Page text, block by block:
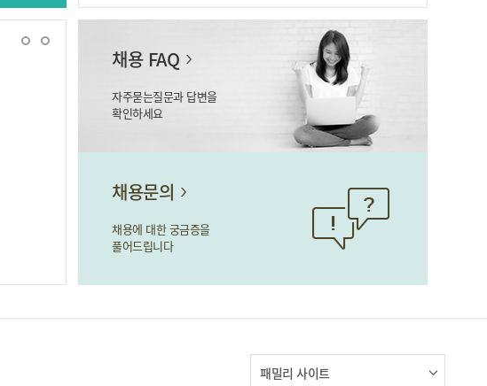
영업직 인사제도
안내해 드립니다
채용 FAQ
자주묻는질문과 답변을
확인하세요
채용문의
채용에 대한 궁금증을
풀어드립니다
패밀리 사이트